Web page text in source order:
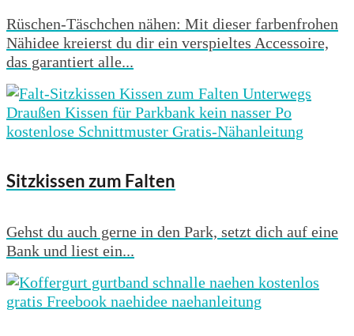
Rüschen-Täschchen nähen: Mit dieser farbenfrohen
Nähidee kreierst du dir ein verspieltes Accessoire,
das garantiert alle...
Sitzkissen zum Falten
Gehst du auch gerne in den Park, setzt dich auf eine
Bank und liest ein...